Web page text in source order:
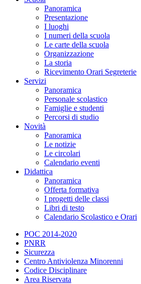
Panoramica
Presentazione
I luoghi
I numeri della scuola
Le carte della scuola
Organizzazione
La storia
Ricevimento Orari Segreterie
Servizi
Panoramica
Personale scolastico
Famiglie e studenti
Percorsi di studio
Novità
Panoramica
Le notizie
Le circolari
Calendario eventi
Didattica
Panoramica
Offerta formativa
I progetti delle classi
Libri di testo
Calendario Scolastico e Orari
POC 2014-2020
PNRR
Sicurezza
Centro Antiviolenza Minorenni
Codice Disciplinare
Area Riservata